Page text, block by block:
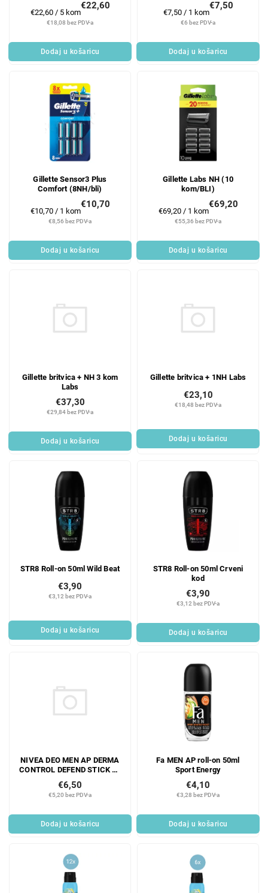
a
s
€18,08 bez PDV-a
€22,60
Mjerenje
cijene:
€22,60 / 5 kom
Dodaj u košaricu
€6 bez PDV-a
€7,50
Mjerenje
cijene:
€7,50 / 1 kom
Dodaj u košaricu
Gillette Sensor3 Plus
Comfort (8NH/bli)
€8,56 bez PDV-a
€10,70
Mjerenje
cijene:
€10,70 / 1 kom
Dodaj u košaricu
Gillette Labs NH (10
kom/BLI)
€55,36 bez PDV-a
€69,20
Mjerenje
cijene:
€69,20 / 1 kom
Dodaj u košaricu
Gillette britvica + NH 3 kom
Labs
€29,84 bez PDV-a
€37,30
Dodaj u košaricu
Gillette britvica + 1NH Labs
€18,48 bez PDV-a
€23,10
Dodaj u košaricu
STR8 Roll-on 50ml Wild Beat
€3,12 bez PDV-a
€3,90
Dodaj u košaricu
STR8 Roll-on 50ml Crveni
kod
€3,12 bez PDV-a
€3,90
Dodaj u košaricu
NIVEA DEO MEN AP DERMA
CONTROL DEFEND STICK 50
€5,20 bez PDV-a
€6,50
Dodaj u košaricu
Fa MEN AP roll-on 50ml
Sport Energy
€3,28 bez PDV-a
€4,10
Dodaj u košaricu